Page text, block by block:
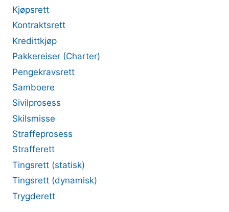
Kjøpsrett
Kontraktsrett
Kredittkjøp
Pakkereiser (Charter)
Pengekravsrett
Samboere
Sivilprosess
Skilsmisse
Straffeprosess
Strafferett
Tingsrett (statisk)
Tingsrett (dynamisk)
Trygderett